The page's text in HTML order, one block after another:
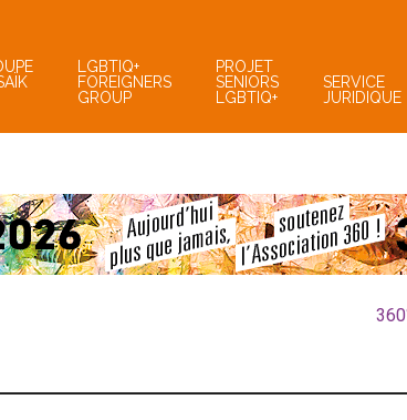
LGBTIQ+
FOREIGNERS
GROUP
PROJET
SENIORS
LGBTIQ+
SERVICE
JURIDIQUE